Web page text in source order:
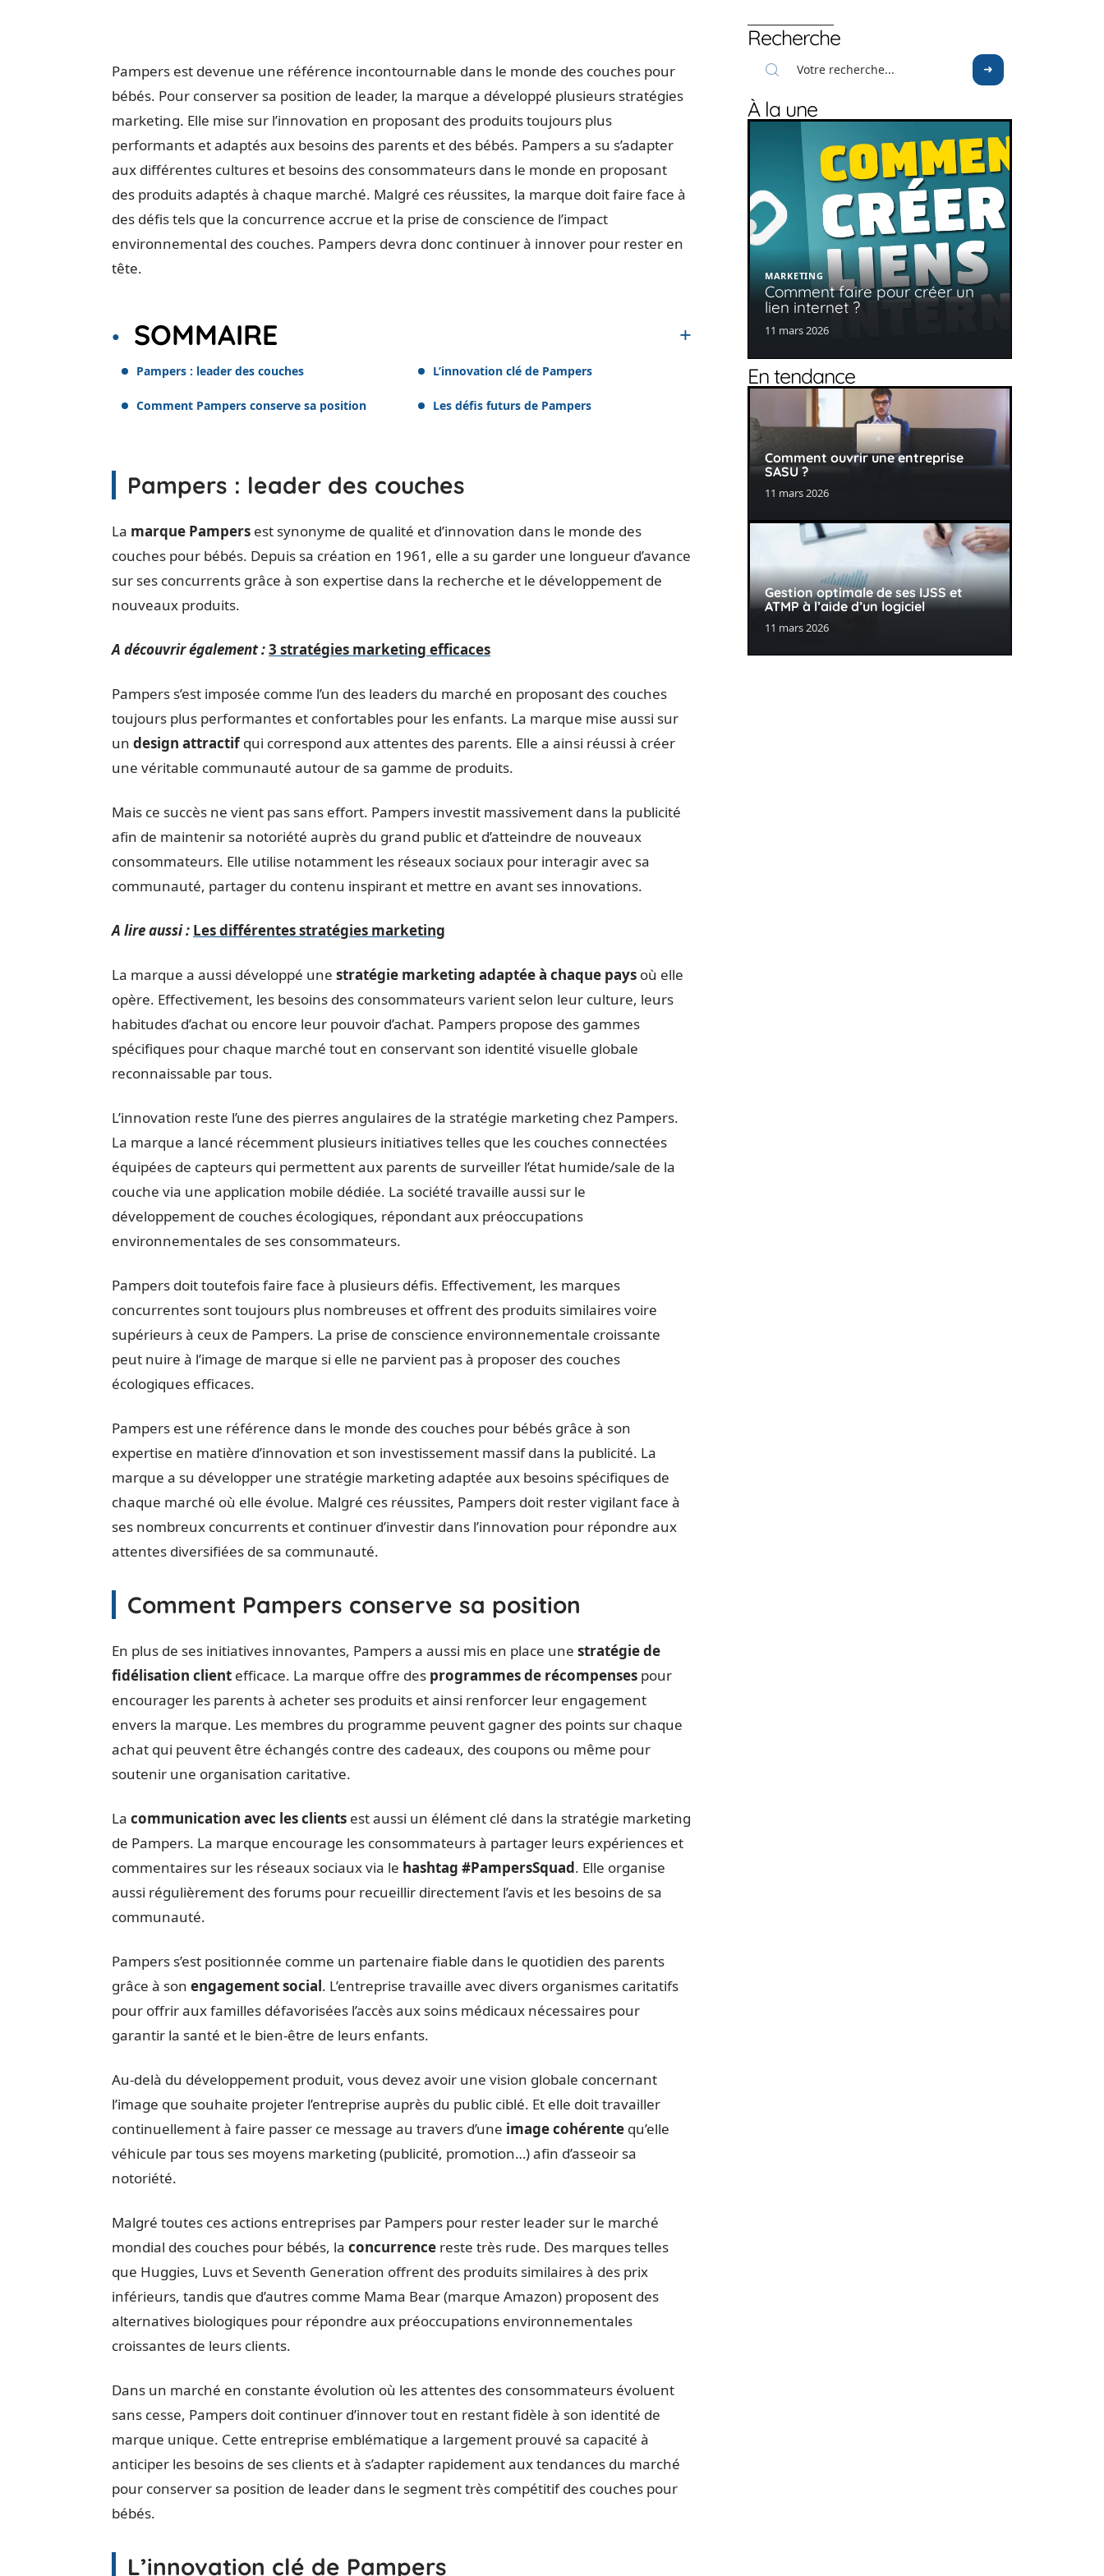
Pampers est devenue une référence incontournable dans le monde des couches pour
bébés. Pour conserver sa position de leader, la marque a développé plusieurs stratégies
marketing. Elle mise sur l’innovation en proposant des produits toujours plus
performants et adaptés aux besoins des parents et des bébés. Pampers a su s’adapter
aux différentes cultures et besoins des consommateurs dans le monde en proposant
des produits adaptés à chaque marché. Malgré ces réussites, la marque doit faire face à
des défis tels que la concurrence accrue et la prise de conscience de l’impact
environnemental des couches. Pampers devra donc continuer à innover pour rester en
tête.
SOMMAIRE
Pampers : leader des couches
Comment Pampers conserve sa position
L’innovation clé de Pampers
Les défis futurs de Pampers
Pampers : leader des couches
La marque Pampers est synonyme de qualité et d’innovation dans le monde des
couches pour bébés. Depuis sa création en 1961, elle a su garder une longueur d’avance
sur ses concurrents grâce à son expertise dans la recherche et le développement de
nouveaux produits.
A découvrir également :3 stratégies marketing efficaces
Pampers s’est imposée comme l’un des leaders du marché en proposant des couches
toujours plus performantes et confortables pour les enfants. La marque mise aussi sur
un design attractifqui correspond aux attentes des parents. Elle a ainsi réussi à créer
une véritable communauté autour de sa gamme de produits.
Mais ce succès ne vient pas sans effort. Pampers investit massivement dans la publicité
afin de maintenir sa notoriété auprès du grand public et d’atteindre de nouveaux
consommateurs. Elle utilise notamment les réseaux sociaux pour interagir avec sa
communauté, partager du contenu inspirant et mettre en avant ses innovations.
A lire aussi : Les différentes stratégies marketing
La marque a aussi développé une stratégie marketing adaptée à chaque pays où elle
opère. Effectivement, les besoins des consommateurs varient selon leur culture, leurs
habitudes d’achat ou encore leur pouvoir d’achat. Pampers propose des gammes
spécifiques pour chaque marché tout en conservant son identité visuelle globale
reconnaissable par tous.
L’innovation reste l’une des pierres angulaires de la stratégie marketing chez Pampers.
La marque a lancé récemment plusieurs initiatives telles que les couches connectées
équipées de capteurs qui permettent aux parents de surveiller l’état humide/sale de la
couche via une application mobile dédiée. La société travaille aussi sur le
développement de couches écologiques, répondant aux préoccupations
environnementales de ses consommateurs.
Pampers doit toutefois faire face à plusieurs défis. Effectivement, les marques
concurrentes sont toujours plus nombreuses et offrent des produits similaires voire
supérieurs à ceux de Pampers. La prise de conscience environnementale croissante
peut nuire à l’image de marque si elle ne parvient pas à proposer des couches
écologiques efficaces.
Pampers est une référence dans le monde des couches pour bébés grâce à son
expertise en matière d’innovation et son investissement massif dans la publicité. La
marque a su développer une stratégie marketing adaptée aux besoins spécifiques de
chaque marché où elle évolue. Malgré ces réussites, Pampers doit rester vigilant face à
ses nombreux concurrents et continuer d’investir dans l’innovation pour répondre aux
attentes diversifiées de sa communauté.
Comment Pampers conserve sa position
En plus de ses initiatives innovantes, Pampers a aussi mis en place une stratégie de
fidélisation client efficace. La marque offre des programmes de récompenses pour
encourager les parents à acheter ses produits et ainsi renforcer leur engagement
envers la marque. Les membres du programme peuvent gagner des points sur chaque
achat qui peuvent être échangés contre des cadeaux, des coupons ou même pour
soutenir une organisation caritative.
La communication avec les clients est aussi un élément clé dans la stratégie marketing
de Pampers. La marque encourage les consommateurs à partager leurs expériences et
commentaires sur les réseaux sociaux via le hashtag #PampersSquad. Elle organise
aussi régulièrement des forums pour recueillir directement l’avis et les besoins de sa
communauté.
Pampers s’est positionnée comme un partenaire fiable dans le quotidien des parents
grâce à son engagement social. L’entreprise travaille avec divers organismes caritatifs
pour offrir aux familles défavorisées l’accès aux soins médicaux nécessaires pour
garantir la santé et le bien-être de leurs enfants.
Au-delà du développement produit, vous devez avoir une vision globale concernant
l’image que souhaite projeter l’entreprise auprès du public ciblé. Et elle doit travailler
continuellement à faire passer ce message au travers d’une image cohérente qu’elle
véhicule par tous ses moyens marketing (publicité, promotion…) afin d’asseoir sa
notoriété.
Malgré toutes ces actions entreprises par Pampers pour rester leader sur le marché
mondial des couches pour bébés, la concurrence reste très rude. Des marques telles
que Huggies, Luvs et Seventh Generation offrent des produits similaires à des prix
inférieurs, tandis que d’autres comme Mama Bear (marque Amazon) proposent des
alternatives biologiques pour répondre aux préoccupations environnementales
croissantes de leurs clients.
Dans un marché en constante évolution où les attentes des consommateurs évoluent
sans cesse, Pampers doit continuer d’innover tout en restant fidèle à son identité de
marque unique. Cette entreprise emblématique a largement prouvé sa capacité à
anticiper les besoins de ses clients et à s’adapter rapidement aux tendances du marché
pour conserver sa position de leader dans le segment très compétitif des couches pour
bébés.
L’innovation clé de Pampers
Recherche
À la une
MARKETING
Comment faire pour créer un
lien internet ?
11 mars 2026
En tendance
Comment ouvrir une entreprise
SASU ?
11 mars 2026
Gestion optimale de ses IJSS et
ATMP à l’aide d’un logiciel
11 mars 2026